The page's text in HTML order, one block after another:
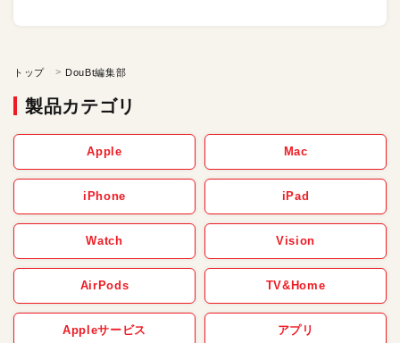
トップ DouBt編集部
製品カテゴリ
Apple Mac
iPhone iPad
Watch Vision
AirPods TV&Home
Appleサービス アプリ